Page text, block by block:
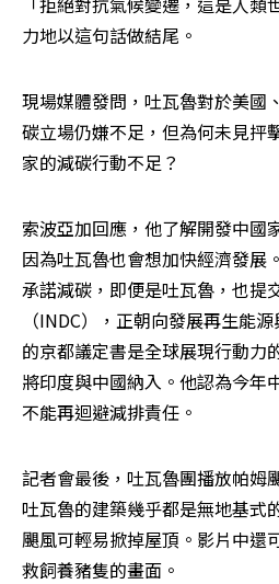
力地以這句話做結尾。
現場媒體發問，吐瓦魯對於美國
碳立場仍嫌不足，但為何未見抨
家的減碳行動不足？
索波亞加回應，他了解開發中國
因為吐瓦魯也會想加快經濟發展
承諾減碳，即便是吐瓦魯，也提
（INDC），正朝向發展再生能
的京都議定書是全球展現行動力
將印度與中國納入。他認為今年
不能再迴避減排責任。
記者會最後，吐瓦魯團播放帕姆
吐瓦魯的建築幾乎都是無地基式
颶風可輕易掀掉屋頂。影片中還
救飼養豬隻的畫面。